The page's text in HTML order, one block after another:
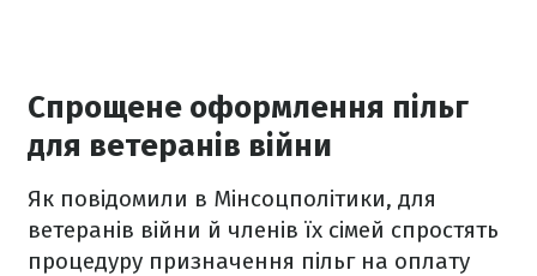
Спрощене оформлення пільг
для ветеранів війни
Як повідомили в Мінсоцполітики, для
ветеранів війни й членів їх сімей спростять
процедуру призначення пільг на оплату